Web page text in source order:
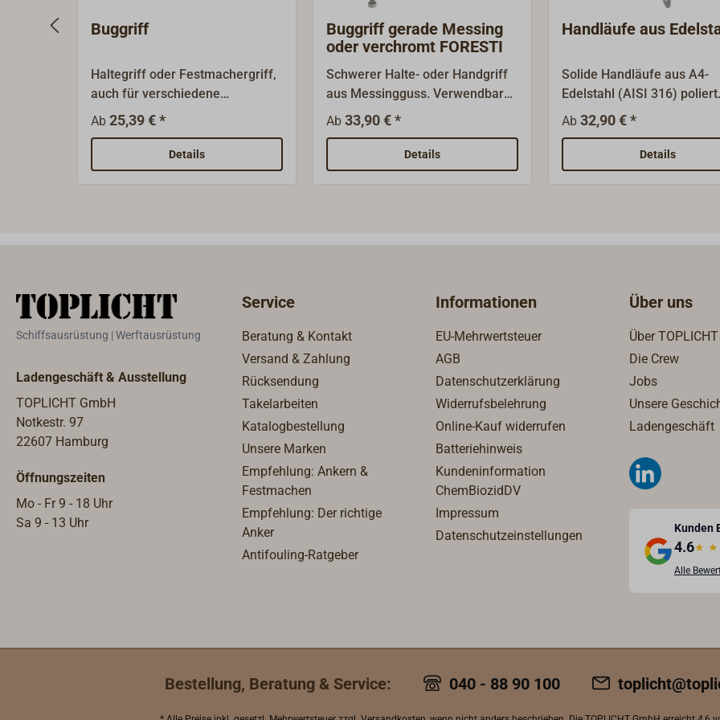
Buggriff
Haltegriff oder Festmachergriff,
auch für verschiedene
Anwendungen im Innenbereich
geeignet (z. B. Schrankgriffe).
Aus Messingguss, Oberfläche
poliert oder verchromt.
Ab 25,39 € *
Details
Buggriff gerade Messing
oder verchromt FORESTI
Schwerer Halte- oder Handgriff
aus Messingguss. Verwendbar
für verschiedene Anwendungen
im Innen- und Außenbereich. Die
Befestigung erfolgt von unten
über zwei Sackloch-Bohrungen,
Ab 33,90 € *
Details
Handläufe aus
Solide Handläufe aus A4-
Edelstahl (AISI 316)
angeschweißten
(Durchmesser 60 mm)
drei
mm).Der Rohrdurchmesser
Ab 32,90 € *
Details
Schiffsausrüstung | Werftausrüstung
Ladengeschäft & Ausstellung
TOPLICHT GmbH
Notkestr. 97
22607 Hamburg
Öffnungszeiten
Mo - Fr 9 - 18 Uhr
Sa 9 - 13 Uhr
Service
Beratung & Kontakt
Versand & Zahlung
Rücksendung
Takelarbeiten
Katalogbestellung
Unsere Marken
Empfehlung: Ankern &
Festmachen
Empfehlung: Der richtige
Anker
Antifouling-Ratgeber
Informationen
EU-Mehrwertsteuer
AGB
Datenschutzerklärung
Widerrufsbelehrung
Online-Kauf widerrufen
Batteriehinweis
Kundeninformation
ChemBiozidDV
Impressum
Datenschutzeinstellungen
Über uns
Über TOPLICHT
Die Crew
Jobs
Unsere
Ladengeschäft
Kunden
4.6★ ★
Alle
Bestellung, Beratung & Service: 040 - 88 90 100